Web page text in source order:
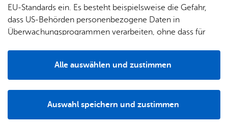
tun­gen
A–Z
For­
ma­
chun­
& TV
Pres­se
ung
Potz­
be­
treu­
ung
Schu­
len
Um­
welt &
Kli­ma­
Sa­nie­
ren &
bi­li­en
Stadt­
Woh­
nen
re­frei
Pfle­ge
& Un­
ter­stüt­
zung
Post­an­schrift
Glär­nisch­str. 1-3
88041 Fried­richs­ha­fen
info@­‍­bodenseekreis.­‍­de
In­for­ma­tio­nen & Öff­nungs­zei­ten
Leis­tungs­de­tails
EU-Standards ein. Es besteht beispielsweise die Gefahr,
dass US-Behörden personenbezogene Daten in
Überwachungsprogrammen verarbeiten, ohne dass für
Auswahl speichern und zustimmen
Alle auswählen und zustimmen